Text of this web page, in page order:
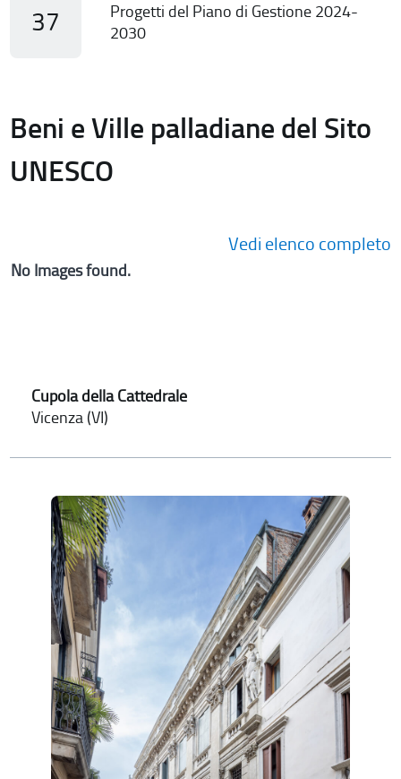
37
Progetti del Piano di Gestione 2024-
2030
Beni e Ville palladiane del Sito
UNESCO
Vedi elenco completo
No Images found.
Cupola della Cattedrale
Vicenza (VI)